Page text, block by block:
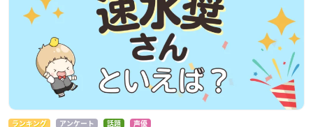
ランキング アンケート 話題 声優